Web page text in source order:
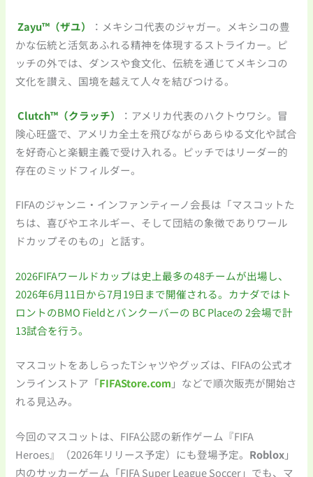
Zayu™（ザユ）
：メキシコ代表のジャガー。メキシコの豊
かな伝統と活気あふれる精神を体現するストライカー。ピ
ッチの外では、ダンスや食文化、伝統を通じてメキシコの
文化を讃え、国境を越えて人々を結びつける。
Clutch™（クラッチ）
：アメリカ代表のハクトウワシ。冒
険心旺盛で、アメリカ全土を飛びながらあらゆる文化や試合
を好奇心と楽観主義で受け入れる。ピッチではリーダー的
存在のミッドフィルダー。
FIFAのジャンニ・インファンティーノ会長は「マスコットた
ちは、喜びやエネルギー、そして団結の象徴でありワール
ドカップそのもの」と話す。
2026FIFAワールドカップは史上最多の48チームが出場し、
2026年6月11日から7月19日まで開催される。カナダではト
ロントのBMO Fieldとバンクーバーの BC Placeの 2会場で計
13試合を行う。
マスコットをあしらったTシャツやグッズは、FIFAの公式オ
ンラインストア「FIFAStore.com 」などで順次販売が開始さ
れる見込み。
今回のマスコットは、FIFA公認の新作ゲーム『FIFA
Heroes』（2026年リリース予定）にも登場予定。 Roblox」
内のサッカーゲーム「FIFA Super League Soccer」でも、マ